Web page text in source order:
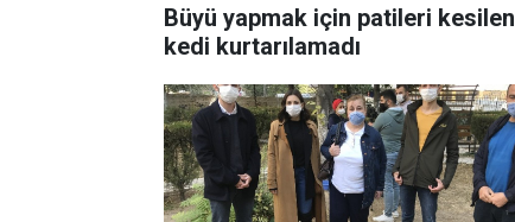
Büyü yapmak için patileri kesilen
kedi kurtarılamadı